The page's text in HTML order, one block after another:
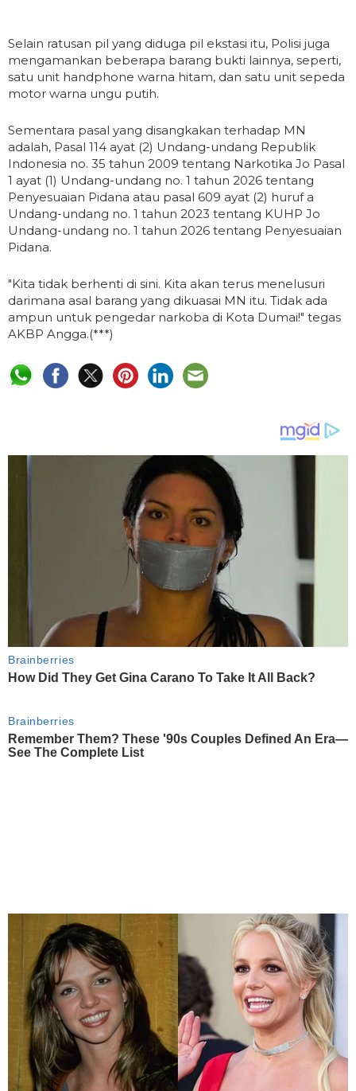
Selain ratusan pil yang diduga pil ekstasi itu, Polisi juga
mengamankan beberapa barang bukti lainnya, seperti,
satu unit handphone warna hitam, dan satu unit sepeda
motor warna ungu putih.
Sementara pasal yang disangkakan terhadap MN
adalah, Pasal 114 ayat (2) Undang-undang Republik
Indonesia no. 35 tahun 2009 tentang Narkotika Jo Pasal
1 ayat (1) Undang-undang no. 1 tahun 2026 tentang
Penyesuaian Pidana atau pasal 609 ayat (2) huruf a
Undang-undang no. 1 tahun 2023 tentang KUHP Jo
Undang-undang no. 1 tahun 2026 tentang Penyesuaian
Pidana.
"Kita tidak berhenti di sini. Kita akan terus menelusuri
darimana asal barang yang dikuasai MN itu. Tidak ada
ampun untuk pengedar narkoba di Kota Dumai!" tegas
AKBP Angga.(***)